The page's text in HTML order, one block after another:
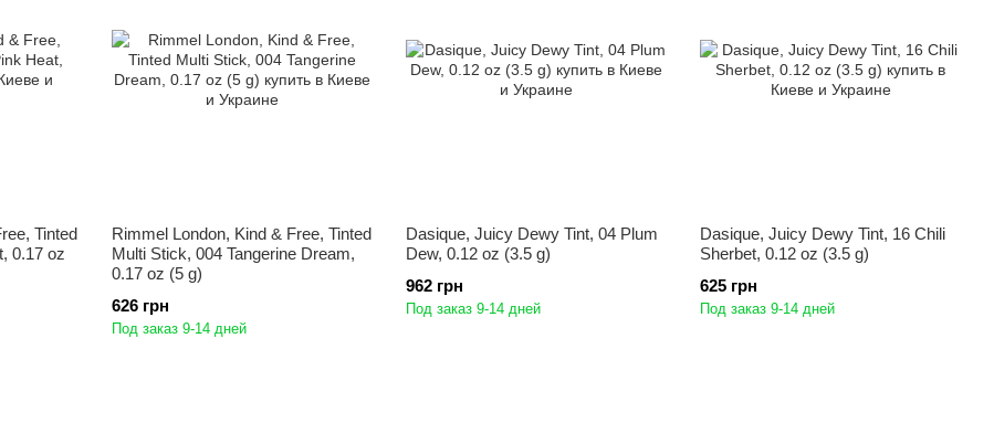
Tinted
0.17 oz
Rimmel London, Kind & Free, Tinted
Multi Stick, 004 Tangerine Dream,
0.17 oz (5 g)
626 грн
Под заказ 9-14 дней
Dasique, Juicy Dewy Tint, 04 Plum
Dew, 0.12 oz (3.5 g)
962 грн
Под заказ 9-14 дней
Dasique, Juicy Dewy Tint, 16 Chili
Sherbet, 0.12 oz (3.5 g)
625 грн
Под заказ 9-14 дней